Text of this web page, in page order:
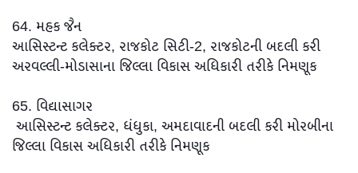
64. મહક જૈન
આસિસ્ટન્ટ કલેક્ટર, રાજકોટ સિટી-2, રાજકોટની બદલી કરી
અરવલ્લી-મોડાસાના જિલ્લા વિકાસ અધિકારી તરીકે નિમણૂક
65. વિદ્યાસાગર
આસિસ્ટન્ટ કલેક્ટર, ધંધુકા, અમદાવાદની બદલી કરી મોરબીના
જિલ્લા વિકાસ અધિકારી તરીકે નિમણૂક